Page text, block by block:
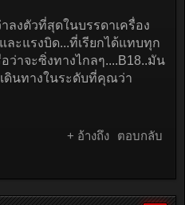
ลงตัวที่สุดในบรรดาเครื่อง
ละแรงบิด...ที่เรียกได้แทบทุก
ว่าจะซิ่งทางไกลๆ....B18..มัน
ดินทางในระดับที่คุณว่า
+ อ้างถึง ตอบกลับ